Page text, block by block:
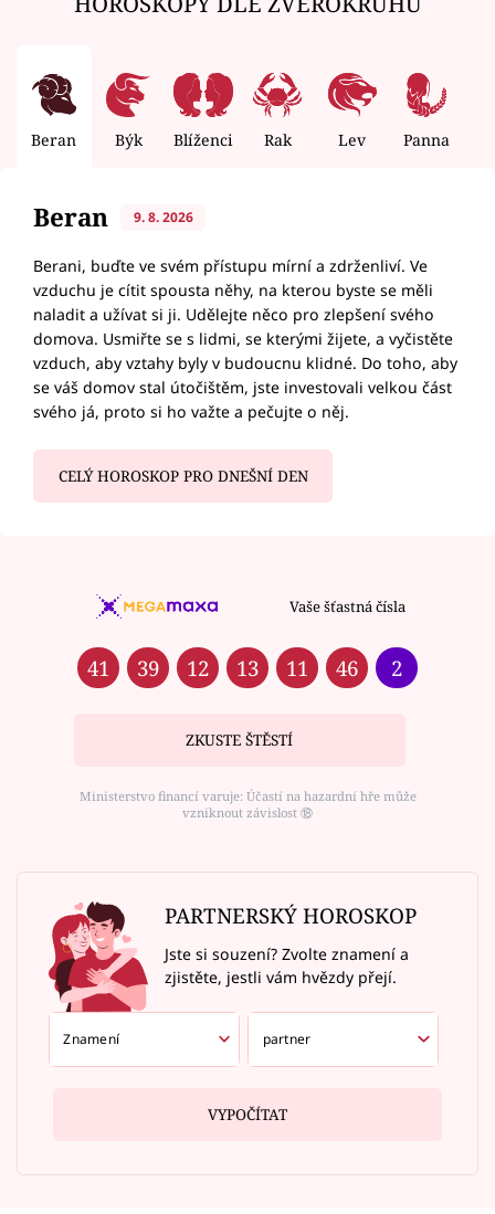
Beran Býk Blíženci Rak Lev Panna
Beran 9. 8. 2026
Berani, buďte ve svém přístupu mírní a zdrženliví. Ve
vzduchu je cítit spousta něhy, na kterou byste se měli
naladit a užívat si ji. Udělejte něco pro zlepšení svého
domova. Usmiřte se s lidmi, se kterými žijete, a vyčistěte
vzduch, aby vztahy byly v budoucnu klidné. Do toho, aby
se váš domov stal útočištěm, jste investovali velkou část
svého já, proto si ho važte a pečujte o něj.
CELÝ HOROSKOP PRO DNEŠNÍ DEN
Vaše šťastná čísla
41 39 12 13 11 46 2
ZKUSTE ŠTĚSTÍ
Ministerstvo financí varuje: Účastí na hazardní hře může
vzniknout závislost ⑱
PARTNERSKÝ HOROSKOP
Jste si souzení? Zvolte znamení a
zjistěte, jestli vám hvězdy přejí.
VYPOČÍTAT